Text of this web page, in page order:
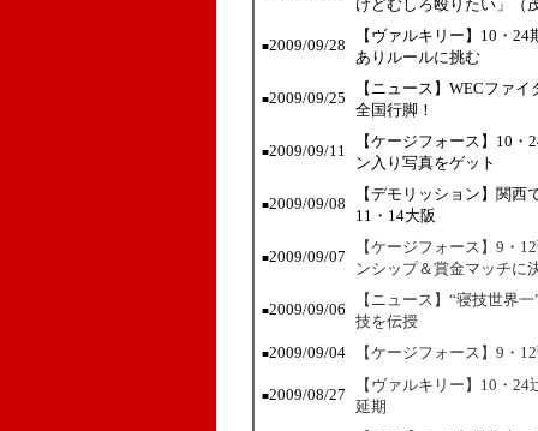
けどむしろ殴りたい」（
■2009/09/28
【ヴァルキリー】10・
ありルールに挑む
■2009/09/25
【ニュース】WECファ
全国行脚！
■2009/09/11
【ケージフォース】10
ン入り写真をゲット
■2009/09/08
【デモリッション】関
11・14大阪
■2009/09/07
【ケージフォース】9・
ンシップ＆賞金マッチに
■2009/09/06
【ニュース】“寝技世界
技を伝授
■2009/09/04 【ケージフォース】9・
■2009/08/27
【ヴァルキリー】10・
延期